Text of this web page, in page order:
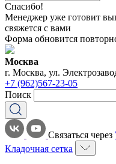
Спасибо!
Менеджер уже готовит
свяжется с вами
Форма обновится
Москва
г. Москва, ул.
+7 (962)567-23-05
Поиск
Связаться через
Кладочная сетка